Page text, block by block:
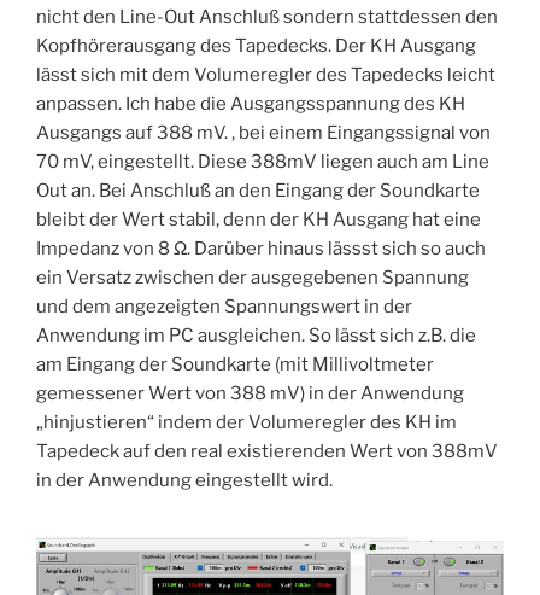
nicht den Line-Out Anschluß sondern stattdessen den
Kopfhörerausgang des Tapedecks. Der KH Ausgang
lässt sich mit dem Volumeregler des Tapedecks leicht
anpassen. Ich habe die Ausgangsspannung des KH
Ausgangs auf 388 mV. , bei einem Eingangssignal von
70 mV, eingestellt. Diese 388mV liegen auch am Line
Out an. Bei Anschluß an den Eingang der Soundkarte
bleibt der Wert stabil, denn der KH Ausgang hat eine
Impedanz von 8 Ω. Darüber hinaus lässst sich so auch
ein Versatz zwischen der ausgegebenen Spannung
und dem angezeigten Spannungswert in der
Anwendung im PC ausgleichen. So lässt sich z.B. die
am Eingang der Soundkarte (mit Millivoltmeter
gemessener Wert von 388 mV) in der Anwendung
„hinjustieren“ indem der Volumeregler des KH im
Tapedeck auf den real existierenden Wert von 388mV
in der Anwendung eingestellt wird.